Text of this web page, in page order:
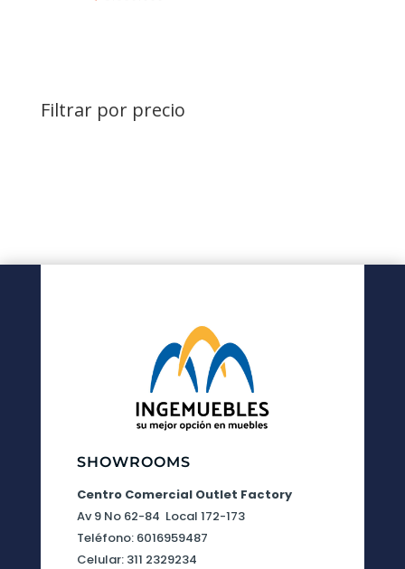
Filtrar por precio
SHOWROOMS
Centro Comercial Outlet Factory
Av 9 No 62-84 Local 172-173
Teléfono: 6016959487
Celular: 311 2329234